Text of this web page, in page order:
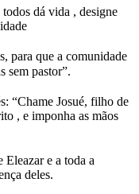
dá vida , designe
para que a comunidade
sem pastor”.
“Chame Josué, filho de
, e imponha as mãos
Eleazar e a toda a
deles.